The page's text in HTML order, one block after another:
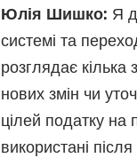
Юлія Шишко: Я
системі та
розглядає кілька
нових змін чи
цілей податку на
використані